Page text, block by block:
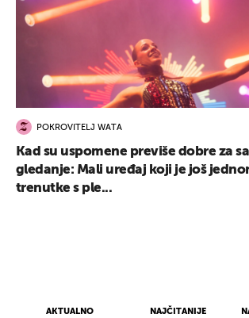
AKTUALNO NAJČITANIJE
POKROVITELJ WATA
Kad su uspomene previše dobre za
gledanje: Mali uređaj koji je još
trenutke s ple...